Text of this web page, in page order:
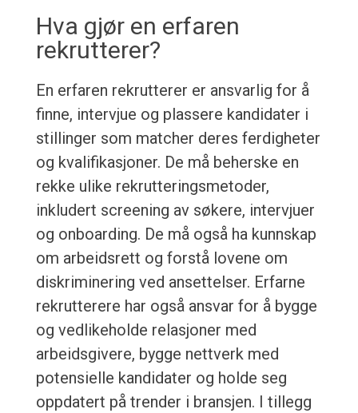
Hva gjør en erfaren
rekrutterer?
En erfaren rekrutterer er ansvarlig for å
finne, intervjue og plassere kandidater i
stillinger som matcher deres ferdigheter
og kvalifikasjoner. De må beherske en
rekke ulike rekrutteringsmetoder,
inkludert screening av søkere, intervjuer
og onboarding. De må også ha kunnskap
om arbeidsrett og forstå lovene om
diskriminering ved ansettelser. Erfarne
rekrutterere har også ansvar for å bygge
og vedlikeholde relasjoner med
arbeidsgivere, bygge nettverk med
potensielle kandidater og holde seg
oppdatert på trender i bransjen. I tillegg